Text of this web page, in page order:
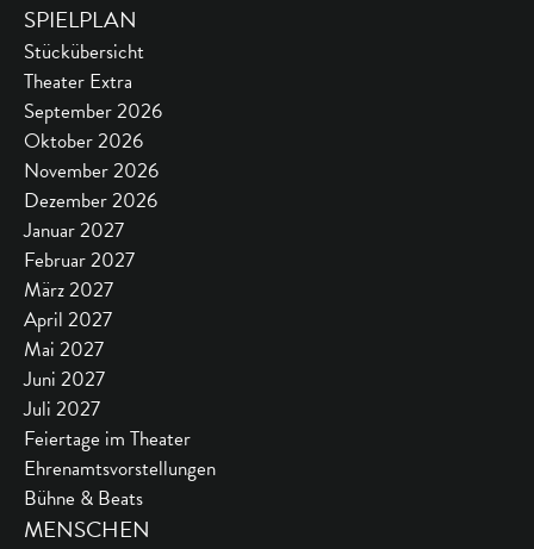
SPIELPLAN
Stückübersicht
Theater Extra
September 2026
Oktober 2026
November 2026
Dezember 2026
Januar 2027
Februar 2027
März 2027
April 2027
Mai 2027
Juni 2027
Juli 2027
Feiertage im Theater
Ehrenamtsvorstellungen
Bühne & Beats
MENSCHEN